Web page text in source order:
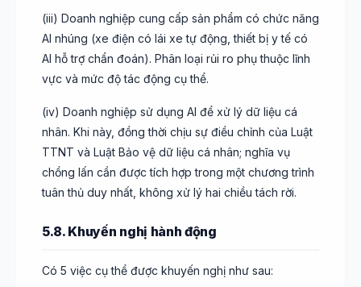
(iii) Doanh nghiệp cung cấp sản phẩm có chức năng
AI nhúng (xe điện có lái xe tự động, thiết bị y tế có
AI hỗ trợ chẩn đoán). Phân loại rủi ro phụ thuộc lĩnh
vực và mức độ tác động cụ thể.
(iv) Doanh nghiệp sử dụng AI để xử lý dữ liệu cá
nhân. Khi này, đồng thời chịu sự điều chỉnh của Luật
TTNT và Luật Bảo vệ dữ liệu cá nhân; nghĩa vụ
chồng lấn cần được tích hợp trong một chương trình
tuân thủ duy nhất, không xử lý hai chiều tách rời.
5.8. Khuyến nghị hành động
Có 5 việc cụ thể được khuyến nghị như sau: